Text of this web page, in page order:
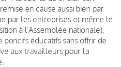
en cause aussi bien par
par les entreprises et même le
à l'Assemblée nationale).
éducatifs sans offrir de
aux travailleurs pour la